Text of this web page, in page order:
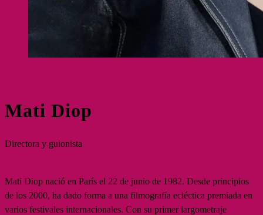
Mati Diop
Directora y guionista
Mati Diop nació en París el 22 de junio de 1982. Desde principios
de los 2000, ha dado forma a una filmografía ecléctica premiada en
varios festivales internacionales. Con su primer largometraje